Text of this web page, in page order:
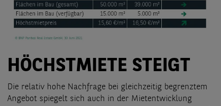
HÖCHSTMIETE STEIGT
Die relativ hohe Nachfrage bei gleichzeitig begrenztem
Angebot spiegelt sich auch in der Mietentwicklung